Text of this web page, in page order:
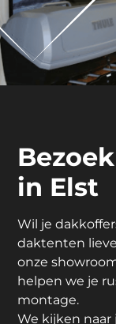
in Elst
Wil je
daktenten
onze
helpen we je
montage.
We kijken naar